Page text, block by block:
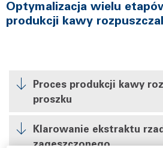
Optymalizacja wielu
produkcji kawy
Proces produkcji kawy
proszku
Klarowanie ekstraktu
zagęszczonego